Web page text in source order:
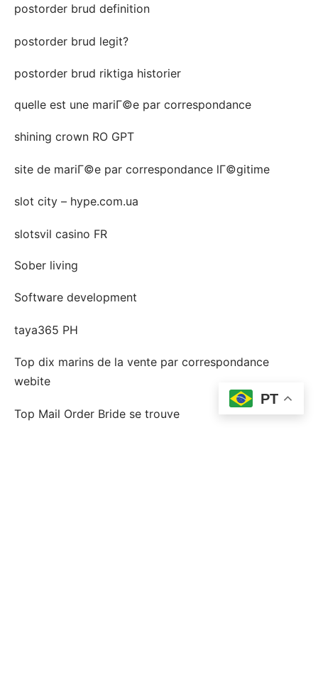
postorder brud definition
postorder brud legit?
postorder brud riktiga historier
quelle est une mariГ©e par correspondance
shining crown RO GPT
site de mariГ©e par correspondance lГ©gitime
slot city – hype.com.ua
slotsvil casino FR
Sober living
Software development
taya365 PH
Top dix marins de la vente par correspondance
webite
Top Mail Order Bride se trouve
PT